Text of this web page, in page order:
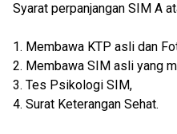
Syarat perpanjangan SIM A
1. Membawa KTP asli dan
2. Membawa SIM asli yang
3. Tes Psikologi SIM,
4. Surat Keterangan Sehat.